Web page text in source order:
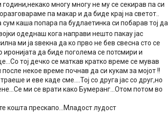
многу многу не му се секирав па си
па макар и да биде крај на светот..
каша попара па будлаетинка си побарав тој да
одеднаш кога направи нешто пакау јас
ми ја ѕвекна да ко прво не бев свесна сто се
да биде поголема се потсмири и
тој дечко се маткав кратко време се мував
некое време почнав да си кукам за мојот !!
и еве каде сме....Тој со друга јас со друг,но
ми се врати како Бумеранг...Отом потом во
кошта прескапо...Младост лудост